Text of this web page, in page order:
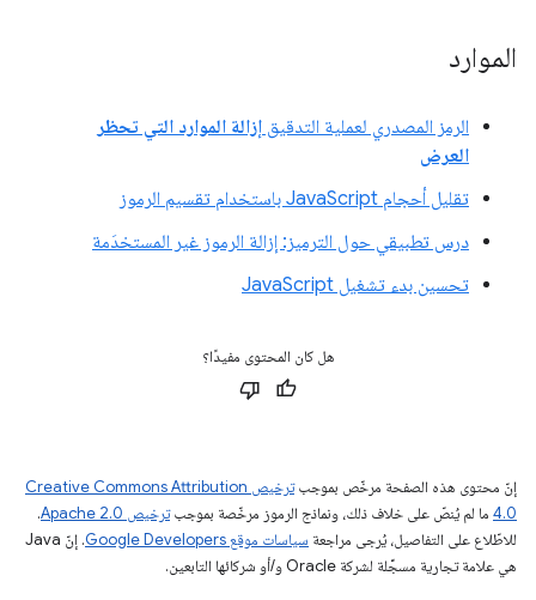
الموارد
الرمز المصدري لعملية التدقيق إزالة الموارد التي تحظر
العرض
تقليل أحجام JavaScript باستخدام تقسيم الرموز
درس تطبيقي حول الترميز: إزالة الرموز غير المستخدَمة
تحسين بدء تشغيل JavaScript
هل كان المحتوى مفيدًا؟
إنّ محتوى هذه الصفحة مرخّص بموجب
ترخيص Creative Commons Attribution
4.0‏ ما لم يُنصّ على خلاف ذلك، ونماذج الرموز مرخّصة بموجبترخيص Apache 2.0‏
.
للاطّلاع على التفاصيل، يُرجى مراجعة سياسات موقع Google Developers‏
. إنّ Java
هي علامة تجارية مسجَّلة لشركة Oracle و/أو شركائها التابعين.